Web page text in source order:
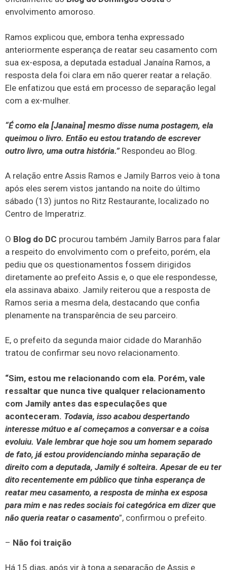
envolvimento amoroso.
Ramos explicou que, embora tenha expressado
anteriormente esperança de reatar seu casamento com
sua ex-esposa, a deputada estadual Janaína Ramos, a
resposta dela foi clara em não querer reatar a relação.
Ele enfatizou que está em processo de separação legal
com a ex-mulher.
“É como ela [Janaina] mesmo disse numa postagem, ela
queimou o livro. Então eu estou tratando de escrever
outro livro, uma outra história.”Respondeu ao Blog.
A relação entre Assis Ramos e Jamily Barros veio à tona
após eles serem vistos jantando na noite do último
sábado (13) juntos no Ritz Restaurante, localizado no
Centro de Imperatriz.
O Blog do DC procurou também Jamily Barros para falar
a respeito do envolvimento com o prefeito, porém, ela
pediu que os questionamentos fossem dirigidos
diretamente ao prefeito Assis e, o que ele respondesse,
ela assinava abaixo. Jamily reiterou que a resposta de
Ramos seria a mesma dela, destacando que confia
plenamente na transparência de seu parceiro.
E, o prefeito da segunda maior cidade do Maranhão
tratou de confirmar seu novo relacionamento.
“Sim, estou me relacionando com ela. Porém, vale
ressaltar que nunca tive qualquer relacionamento
com Jamily antes das especulações que
aconteceram. Todavia, isso acabou despertando
interesse mútuo e aí começamos a conversar e a coisa
evoluiu. Vale lembrar que hoje sou um homem separado
de fato, já estou providenciando minha separação de
direito com a deputada, Jamily é solteira. Apesar de eu ter
dito recentemente em público que tinha esperança de
reatar meu casamento, a resposta de minha ex esposa
para mim e nas redes sociais foi categórica em dizer que
não queria reatar o casamento”, confirmou o prefeito.
– Não foi traição
Há 15 dias, após vir à tona a separação de Assis e